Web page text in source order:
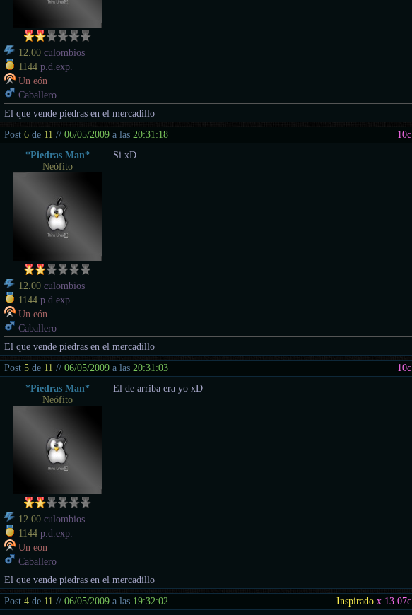
12.00 culombios
1144 p.d.exp.
Un eón
Caballero
El que vende piedras en el mercadillo
Post6 de 11 //06/05/2009 a las 20:31:18 10c.
*Piedras Man*
Neófito
12.00 culombios
1144 p.d.exp.
Un eón
Caballero
Si xD
El que vende piedras en el mercadillo
Post5 de 11 //06/05/2009 a las 20:31:03 10c.
*Piedras Man*
Neófito
12.00 culombios
1144 p.d.exp.
Un eón
Caballero
El de arriba era yo xD
El que vende piedras en el mercadillo
Post4 de 11 //06/05/2009 a las 19:32:02 Inspirado x 13.07c.